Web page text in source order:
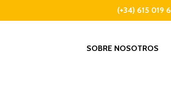
(+34) 615 019
SOBRE NOSOTROS